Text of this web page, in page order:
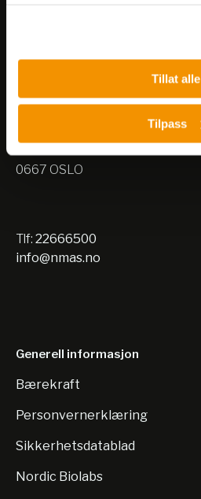
Tillat alle
Tilpass
Nils Hansens vei 8
0667 OSLO
Tlf: 22666500
info@nmas.no
Generell informasjon
Bærekraft
Personvernerklæring
Sikkerhetsdatablad
Nordic Biolabs